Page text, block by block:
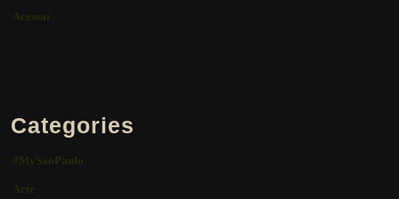
Acessar
Categories
#MySaoPaulo
Arte